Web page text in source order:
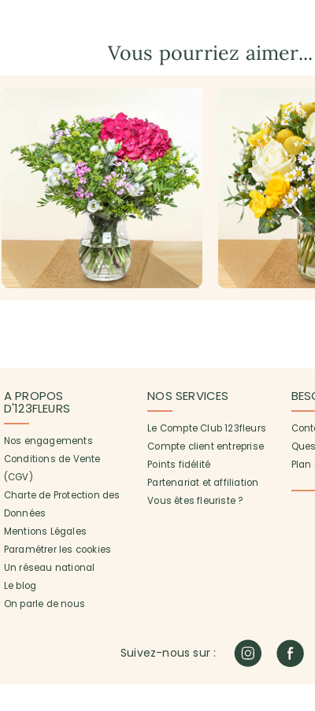
Vous pourriez aimer...
A PROPOS
D'123FLEURS
Nos engagements
Conditions de Vente
(CGV)
Charte de Protection des
Données
Mentions Légales
Paramétrer les cookies
Un réseau national
Le blog
On parle de nous
NOS SERVICES
Le Compte Club 123fleurs
Compte client entreprise
Points fidélité
Partenariat et affiliation
Vous êtes fleuriste ?
Plan
Suivez-nous sur :